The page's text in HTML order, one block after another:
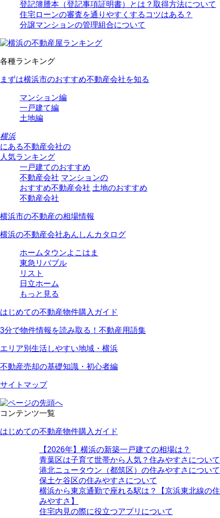
登記簿謄本（登記事項証明書）とは？取得方法について
住宅ローンの審査を通りやすくするコツはある？
分譲マンションの管理組合について
各種ランキング
まずは横浜市のおすすめ不動産会社を知る
マンション編
一戸建て編
土地編
横浜
にある不動産会社の
人気ランキング
一戸建てのおすすめ
不動産会社 マンションの
おすすめ不動産会社 土地のおすすめ
不動産会社
横浜市の不動産の相場情報
横浜の不動産会社あんしんカタログ
ホームタウンよこはま
東急リバブル
リスト
日立ホーム
もっと見る
はじめての不動産物件購入ガイド
3分で物件情報を読み取る！不動産用語集
エリア別生活しやすい地域・横浜
不動産売却の基礎知識・初心者編
サイトマップ
コンテンツ一覧
はじめての不動産物件購入ガイド
【2026年】横浜の新築一戸建ての相場は？
青葉区は子育て世帯から人気？住みやすさについて
港北ニュータウン（都筑区）の住みやすさについて
保土ケ谷区の住みやすさについて
横浜から東京通勤で座れる駅は？【京浜東北線の住
みやすさ】
住宅内見の際に役立つアプリについて